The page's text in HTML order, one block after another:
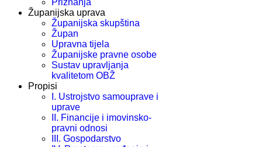
Priznanja
Županijska uprava
Županijska skupština
Župan
Upravna tijela
Županijske pravne osobe
Sustav upravljanja
kvalitetom OBŽ
Propisi
I. Ustrojstvo samouprave i
uprave
II. Financije i imovinsko-
pravni odnosi
III. Gospodarstvo